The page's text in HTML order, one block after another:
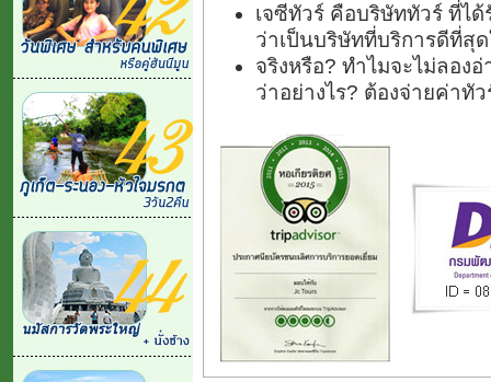
เจซีทัวร์ คือบริษัททัวร์ ที่ไ
ว่าเป็นบริษัทที่บริการดีที่สุ
จริงหรือ? ทำไมจะไม่ลอง
ว่าอย่างไร? ต้องจ่ายค่าทั